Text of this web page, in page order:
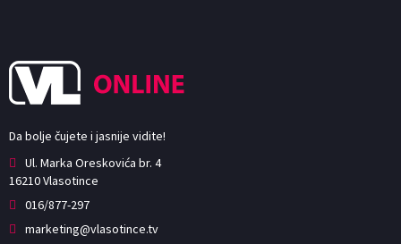
Da bolje čujete i jasnije vidite!
Ul. Marka Oreskovića br. 4
16210 Vlasotince
016/877-297
marketing@vlasotince.tv